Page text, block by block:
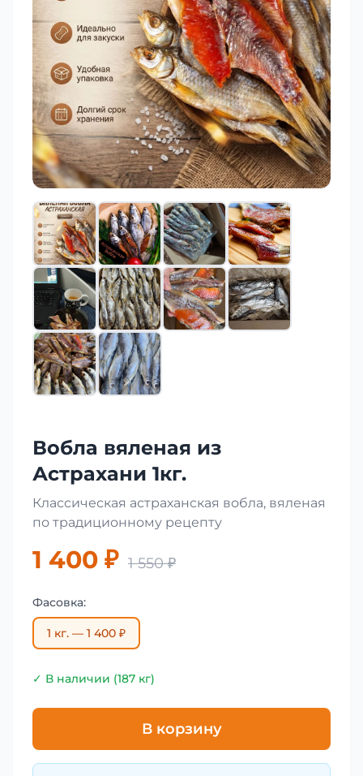
Вобла вяленая из
Астрахани 1кг.
Классическая астраханская вобла, вяленая
по традиционному рецепту
1 400 ₽ 1 550 ₽
Фасовка:
1 кг. — 1 400 ₽
✓ В наличии (187 кг)
В корзину